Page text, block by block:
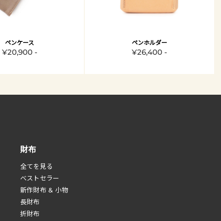
ペンケース
¥20,900 -
ペンホルダー
¥26,400 -
財布
全てを見る
べストセラー
新作財布 & 小物
長財布
折財布